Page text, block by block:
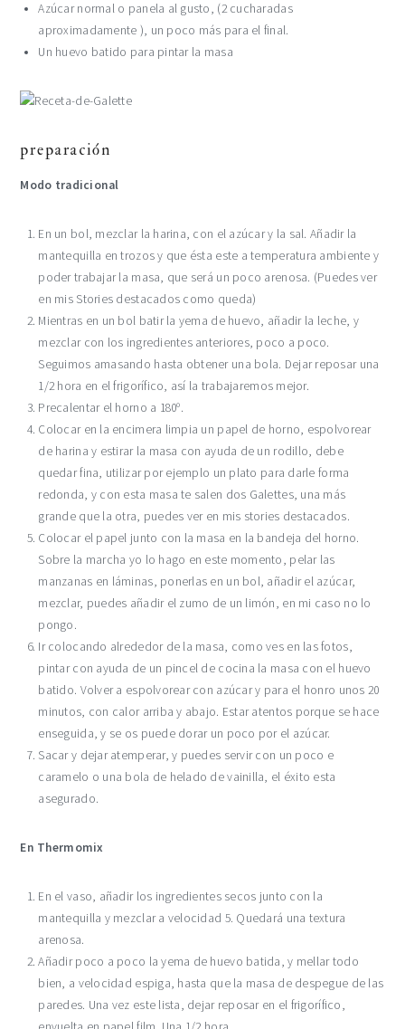
Azúcar normal o panela al gusto, (2 cucharadas
aproximadamente ), un poco más para el final.
Un huevo batido para pintar la masa
preparación
Modo tradicional
En un bol, mezclar la harina, con el azúcar y la sal. Añadir la
mantequilla en trozos y que ésta este a temperatura ambiente y
poder trabajar la masa, que será un poco arenosa. (Puedes ver
en mis Stories destacados como queda)
Mientras en un bol batir la yema de huevo, añadir la leche, y
mezclar con los ingredientes anteriores, poco a poco.
Seguimos amasando hasta obtener una bola. Dejar reposar una
1/2 hora en el frigorífico, así la trabajaremos mejor.
Precalentar el horno a 180º.
Colocar en la encimera limpia un papel de horno, espolvorear
de harina y estirar la masa con ayuda de un rodillo, debe
quedar fina, utilizar por ejemplo un plato para darle forma
redonda, y con esta masa te salen dos Galettes, una más
grande que la otra, puedes ver en mis stories destacados.
Colocar el papel junto con la masa en la bandeja del horno.
Sobre la marcha yo lo hago en este momento, pelar las
manzanas en láminas, ponerlas en un bol, añadir el azúcar,
mezclar, puedes añadir el zumo de un limón, en mi caso no lo
pongo.
Ir colocando alrededor de la masa, como ves en las fotos,
pintar con ayuda de un pincel de cocina la masa con el huevo
batido. Volver a espolvorear con azúcar y para el honro unos 20
minutos, con calor arriba y abajo. Estar atentos porque se hace
enseguida, y se os puede dorar un poco por el azúcar.
Sacar y dejar atemperar, y puedes servir con un poco e
caramelo o una bola de helado de vainilla, el éxito esta
asegurado.
En Thermomix
En el vaso, añadir los ingredientes secos junto con la
mantequilla y mezclar a velocidad 5. Quedará una textura
arenosa.
Añadir poco a poco la yema de huevo batida, y mellar todo
bien, a velocidad espiga, hasta que la masa de despegue de las
paredes. Una vez este lista, dejar reposar en el frigorífico,